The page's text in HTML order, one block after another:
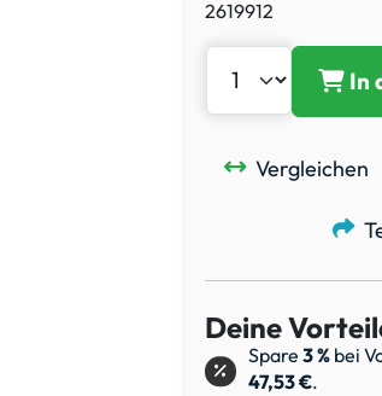
2619912
In
Vergleichen
Deine
Spare 3 % bei
47,53 €.